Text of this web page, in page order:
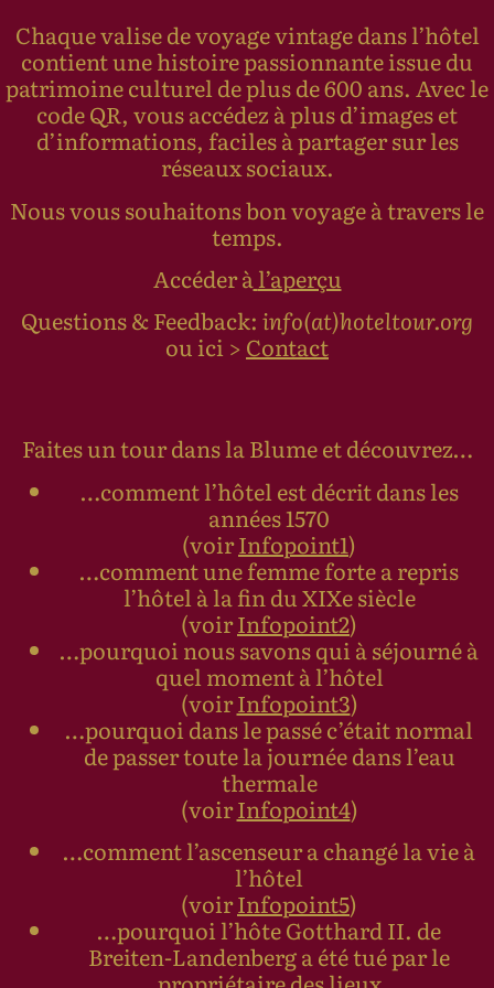
Chaque valise de voyage vintage dans l’hôtel
contient une histoire passionnante issue du
patrimoine culturel de plus de 600 ans. Avec le
code QR, vous accédez à plus d’images et
d’informations, faciles à partager sur les
réseaux sociaux.
Nous vous souhaitons bon voyage à travers le
temps.
Accéder àl’aperçu
Questions & Feedback: info(at)hoteltour.org
ou ici > Contact
Faites un tour dans la Blume et découvrez…
…comment l’hôtel est décrit dans les
années 1570
(voirInfopoint1)
…comment une femme forte a repris
l’hôtel à la fin du XIXe siècle
(voirInfopoint2)
…pourquoi nous savons qui à séjourné à
quel moment à l’hôtel
(voirInfopoint3)
…pourquoi dans le passé c’était normal
de passer toute la journée dans l’eau
thermale
(voirInfopoint4)
…comment l’ascenseur a changé la vie à
l’hôtel
(voirInfopoint5)
…pourquoi l’hôte Gotthard II. de
Breiten-Landenberg a été tué par le